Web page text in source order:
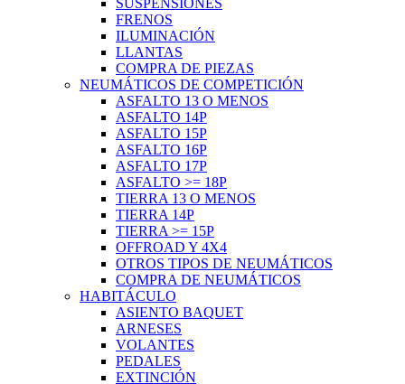
SUSPENSIONES
FRENOS
ILUMINACIÓN
LLANTAS
COMPRA DE PIEZAS
NEUMÁTICOS DE COMPETICIÓN
ASFALTO 13 O MENOS
ASFALTO 14P
ASFALTO 15P
ASFALTO 16P
ASFALTO 17P
ASFALTO >= 18P
TIERRA 13 O MENOS
TIERRA 14P
TIERRA >= 15P
OFFROAD Y 4X4
OTROS TIPOS DE NEUMÁTICOS
COMPRA DE NEUMÁTICOS
HABITÁCULO
ASIENTO BAQUET
ARNESES
VOLANTES
PEDALES
EXTINCIÓN